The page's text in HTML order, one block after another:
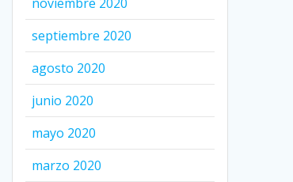
septiembre 2020
agosto 2020
junio 2020
mayo 2020
marzo 2020